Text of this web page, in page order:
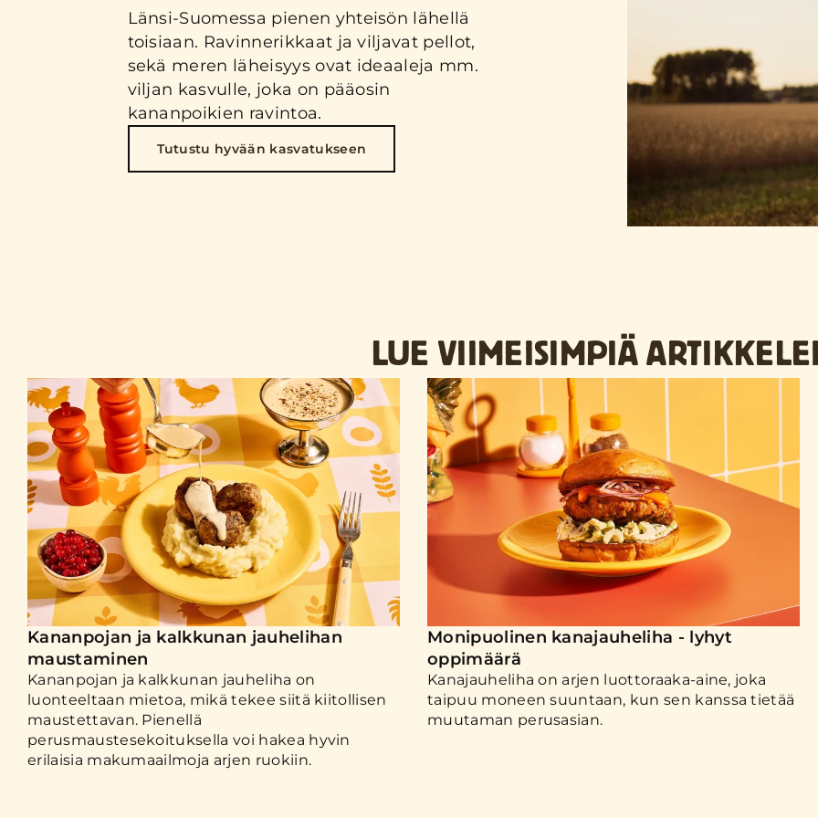
Länsi-Suomessa pienen yhteisön lähellä
toisiaan. Ravinnerikkaat ja viljavat pellot,
sekä meren läheisyys ovat ideaaleja mm.
viljan kasvulle, joka on pääosin
kananpoikien ravintoa.
Tutustu hyvään kasvatukseen
LUE VIIMEISIMPIÄ
Kananpojan ja kalkkunan jauhelihan
maustaminen
Kananpojan ja kalkkunan jauheliha on
luonteeltaan mietoa, mikä tekee siitä kiitollisen
maustettavan. Pienellä
perusmaustesekoituksella voi hakea hyvin
erilaisia makumaailmoja arjen ruokiin.
Monipuolinen kanajauheliha - lyhyt
oppimäärä
Kanajauheliha on arjen luottoraaka-aine, joka
taipuu moneen suuntaan, kun sen kanssa tietää
muutaman perusasian.